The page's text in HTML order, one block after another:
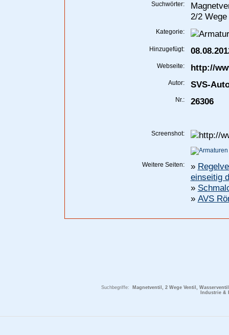
Suchwörter:
2/2
Kategorie:
Hinzugefügt:
Webseite: http://
Autor: SVS-
Nr.: 26306
Screenshot:
Weitere Seiten: »
einseitig
»
» AVS
Suchbegriffe:
Magnetventil, 2 Wege Ventil,
Industrie &